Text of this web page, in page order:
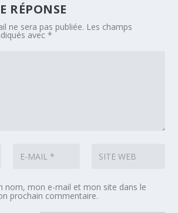
RÉPONSE
ne sera pas publiée. Les champs
avec*
nom, mon e-mail et mon site dans le
prochain commentaire.